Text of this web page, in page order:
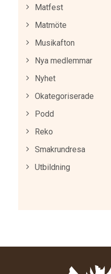
Matfest
Matmöte
Musikafton
Nya medlemmar
Nyhet
Okategoriserade
Podd
Reko
Smakrundresa
Utbildning